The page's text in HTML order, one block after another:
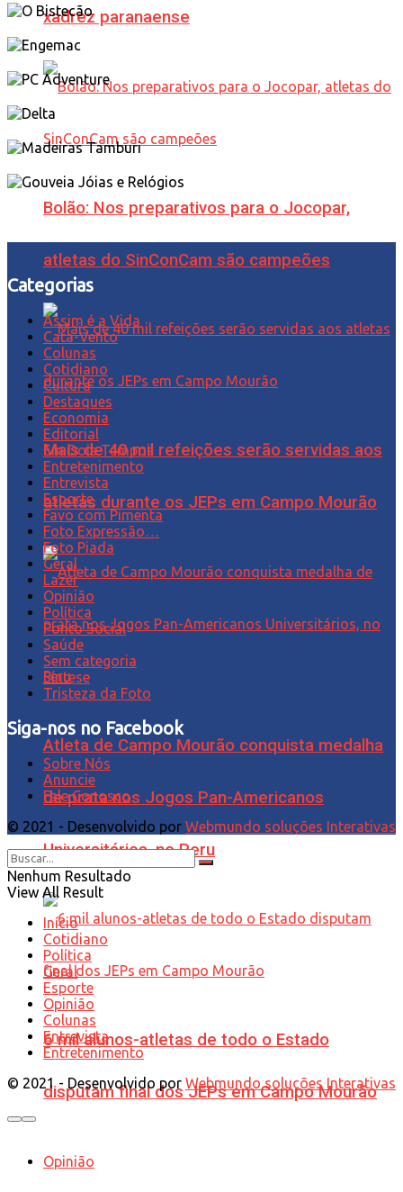
xadrez paranaense
Bolão: Nos preparativos para o Jocopar,
atletas do SinConCam são campeões
Mais de 40 mil refeições serão servidas aos
atletas durante os JEPs em Campo Mourão
Atleta de Campo Mourão conquista medalha
de prata nos Jogos Pan-Americanos
Universitários, no Peru
6 mil alunos-atletas de todo o Estado
disputam final dos JEPs em Campo Mourão
Opinião
Categorias
Assim é a Vida
Cata-Vento
Colunas
Cotidiano
Cultura
Destaques
Economia
Editorial
Em Dois Tempos
Entretenimento
Entrevista
Esporte
Favo com Pimenta
Foto Expressão…
Foto Piada
Geral
Lazer
Opinião
Política
Ponto Social
Saúde
Sem categoria
Síntese
Tristeza da Foto
Siga-nos no Facebook
Sobre Nós
Anuncie
Fale Conosco
© 2021 - Desenvolvido por Webmundo soluções Interativas
Nenhum Resultado
View All Result
Início
Cotidiano
Política
Geral
Esporte
Opinião
Colunas
Entrevista
Entretenimento
© 2021 - Desenvolvido por Webmundo soluções Interativas